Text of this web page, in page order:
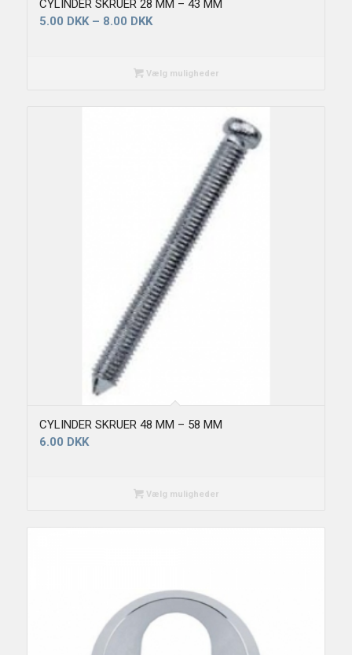
CYLINDER SKRUER 28 MM – 43 MM
5.00 DKK– 8.00 DKK
Vælg muligheder
CYLINDER SKRUER 48 MM – 58 MM
6.00 DKK
Vælg muligheder